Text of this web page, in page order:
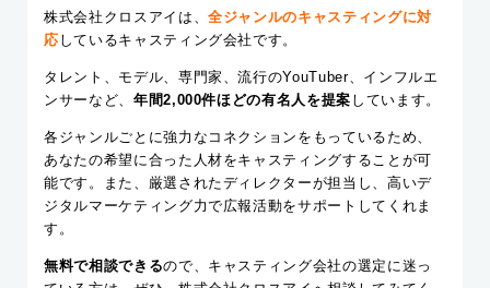
株式会社クロスアイは、全ジャンルのキャスティングに対
応 しているキャスティング会社です。
タレント、モデル、専門家、流行のYouTuber、インフルエ
ンサーなど、 年間2,000件ほどの有名人を提案 しています。
各ジャンルごとに強力なコネクションをもっているため、
あなたの希望に合った人材をキャスティングすることが可
能です。また、厳選されたディレクターが担当し、高いデ
ジタルマーケティング力で広報活動をサポートしてくれま
す。
無料で相談できるので、キャスティング会社の選定に迷っ